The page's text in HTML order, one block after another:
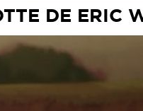
DE ERIC